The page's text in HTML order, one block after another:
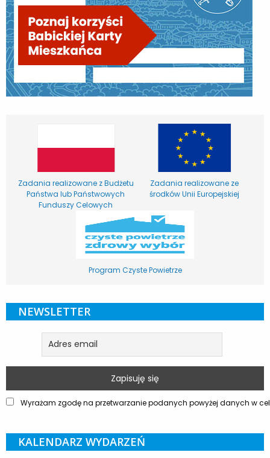
Zadania realizowane z Budżetu
Państwa lub Państwowych
Funduszy Celowych
Zadania realizowane ze
środków Unii Europejskiej
Program Czyste Powietrze
NEWSLETTER
Wyrażam zgodę na przetwarzanie podanych powyżej danych w
KALENDARZ WYDARZEŃ